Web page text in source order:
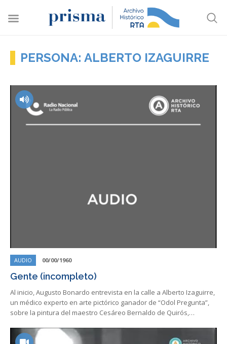
PERSONA: ALBERTO IZAGUIRRE
AUDIO 00/00/1960
Gente (incompleto)
Al inicio, Augusto Bonardo entrevista en la calle a Alberto Izaguirre,
un médico experto en arte pictórico ganador de “Odol Pregunta”,
sobre la pintura del maestro Cesáreo Bernaldo de Quirós,…